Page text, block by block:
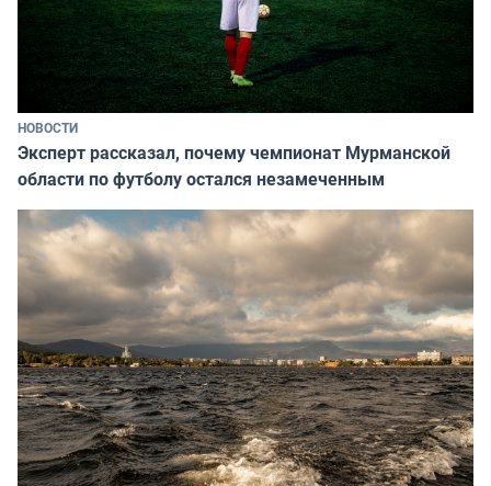
НОВОСТИ
Эксперт рассказал, почему чемпионат Мурманской
области по футболу остался незамеченным